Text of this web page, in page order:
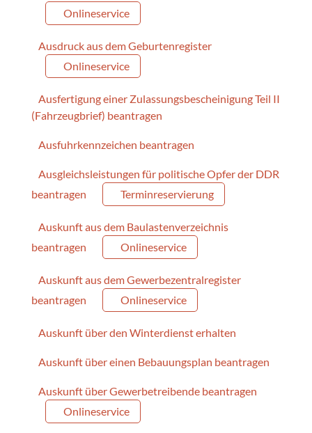
Onlineservice
Ausdruck aus dem Geburtenregister
Onlineservice
Ausfertigung einer Zulassungsbescheinigung Teil II
(Fahrzeugbrief) beantragen
Ausfuhrkennzeichen beantragen
Ausgleichsleistungen für politische Opfer der DDR
beantragen
Terminreservierung
Auskunft aus dem Baulastenverzeichnis
beantragen
Onlineservice
Auskunft aus dem Gewerbezentralregister
beantragen
Onlineservice
Auskunft über den Winterdienst erhalten
Auskunft über einen Bebauungsplan beantragen
Auskunft über Gewerbetreibende beantragen
Onlineservice